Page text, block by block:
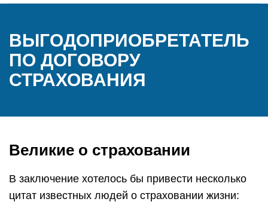
ВЫГОДОПРИОБРЕТАТЕЛЬ
ПО ДОГОВОРУ
СТРАХОВАНИЯ
Великие о страховании
В заключение хотелось бы привести несколько
цитат известных людей о страховании жизни: